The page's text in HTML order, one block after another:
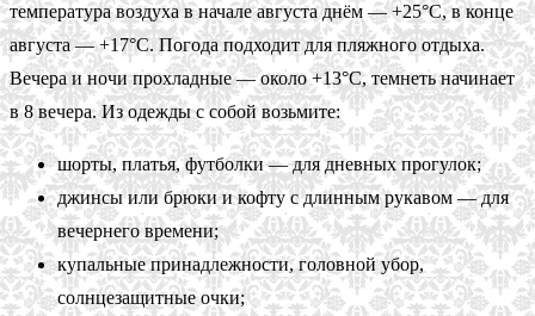
температура воздуха в начале августа днём — +25°C, в конце
августа — +17°C. Погода подходит для пляжного отдыха.
Вечера и ночи прохладные — около +13°C, темнеть начинает
в 8 вечера. Из одежды с собой возьмите:
шорты, платья, футболки — для дневных прогулок;
джинсы или брюки и кофту с длинным рукавом — для
вечернего времени;
купальные принадлежности, головной убор,
солнцезащитные очки;